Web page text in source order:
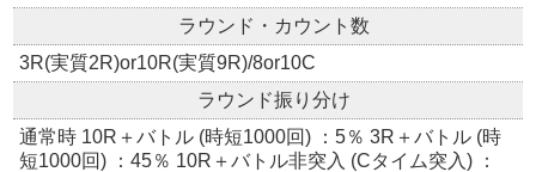
ラウンド・カウント数
3R(実質2R)or10R(実質9R)/8or10C
ラウンド振り分け
通常時 10R＋バトル (時短1000回) ：5％ 3R＋バトル (時
短1000回) ：45％ 10R＋バトル非突入 (Cタイム突入) ：